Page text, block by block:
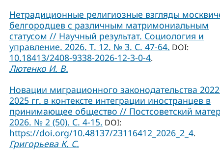
Нетрадиционные религиозные взгляды
белгородцев с различным матримониальным
статусом // Научный результат. Социология и
управление. 2026. Т. 12. № 3. С. 47-64. DOI:
10.18413/2408-9338-2026-12-3-0-4.
Лютенко И. В.
Новации миграционного законодательства
2025 гг. в контексте интеграции иностранцев в
принимающее общество // Постсоветский
2026. № 2 (50). С. 4-15. DOI:
https://doi.org/10.48137/23116412_2026_2_4.
Григорьева К. С.